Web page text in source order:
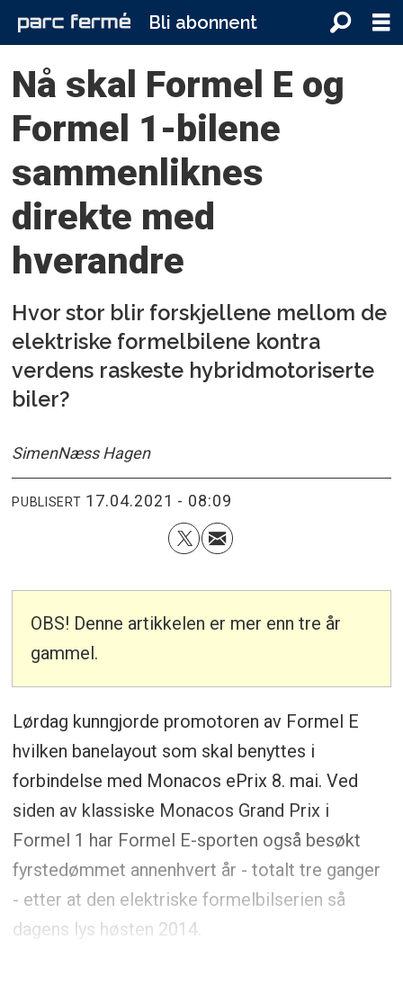
Bli abonnent
Nå skal Formel E og
Formel 1-bilene
sammenliknes
direkte med
hverandre
Hvor stor blir forskjellene mellom de
elektriske formelbilene kontra
verdens raskeste hybridmotoriserte
biler?
SimenNæss Hagen
PUBLISERT 17.04.2021 - 08:09
OBS! Denne artikkelen er mer enn tre år
gammel.
Lørdag kunngjorde promotoren av Formel E
hvilken banelayout som skal benyttes i
forbindelse med Monacos ePrix 8. mai. Ved
siden av klassiske Monacos Grand Prix i
Formel 1 har Formel E-sporten også besøkt
fyrstedømmet annenhvert år - totalt tre ganger
- etter at den elektriske formelbilserien så
dagens lys høsten 2014.